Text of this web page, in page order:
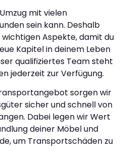
mit vielen
sein kann. Deshalb
Aspekte, damit du
Kapitel in deinem Leben
qualifiziertes Team steht
jederzeit zur Verfügung.
sorgen wir
sicher und schnell von
Dabei legen wir Wert
deiner Möbel und
um Transportschäden zu